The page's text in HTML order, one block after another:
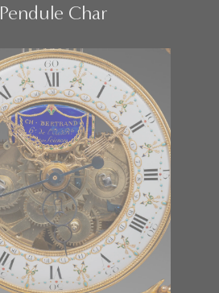
Pendule Char